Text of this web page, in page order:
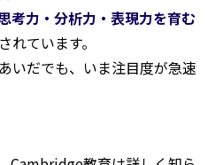
考力・分析力・表現力を育む
れています。
いだでも、いま注目度が急速